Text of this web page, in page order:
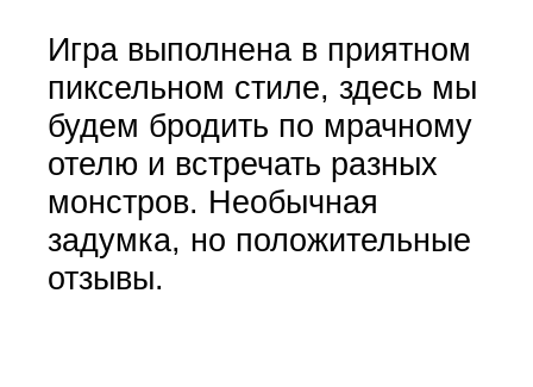
Игра выполнена в приятном
пиксельном стиле, здесь мы
будем бродить по мрачному
отелю и встречать разных
монстров. Необычная
задумка, но положительные
отзывы.